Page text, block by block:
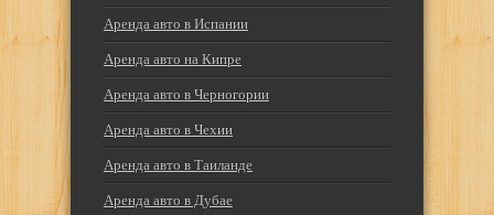
Аренда авто в Испании
Аренда авто на Кипре
Аренда авто в Черногории
Аренда авто в Чехии
Аренда авто в Таиланде
Аренда авто в Дубае